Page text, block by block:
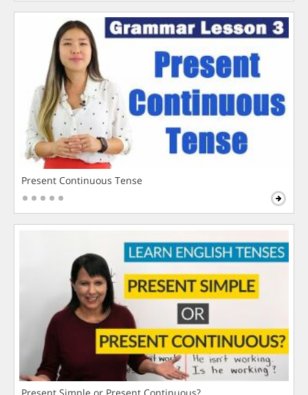
Present Continuous Tense
Present Simple or Present Continuous?